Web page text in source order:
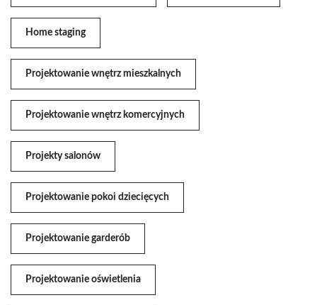
Home staging
Projektowanie wnętrz mieszkalnych
Projektowanie wnętrz komercyjnych
Projekty salonów
Projektowanie pokoi dziecięcych
Projektowanie garderób
Projektowanie oświetlenia